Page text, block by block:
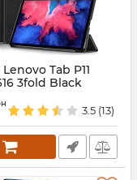
Tab P11
3fold Black
3.5 (13)